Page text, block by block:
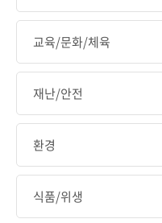
교육/문화/체육
재난/안전
환경
식품/위생